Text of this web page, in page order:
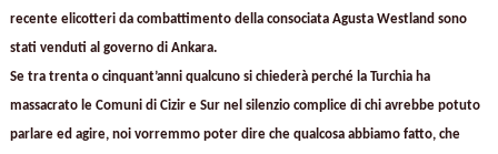
recente elicotteri da combattimento della consociata Agusta Westland sono
stati venduti al governo di Ankara.
Se tra trenta o cinquant’anni qualcuno si chiederà perché la Turchia ha
massacrato le Comuni di Cizir e Sur nel silenzio complice di chi avrebbe potuto
parlare ed agire, noi vorremmo poter dire che qualcosa abbiamo fatto, che